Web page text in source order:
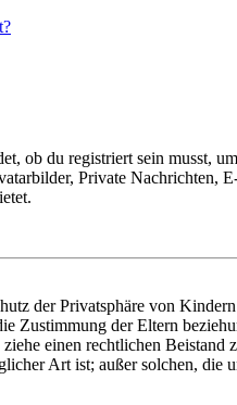
du registriert sein musst,
Private Nachrichten,
der Privatsphäre von
der Eltern
einen rechtlichen
Art ist; außer solchen,